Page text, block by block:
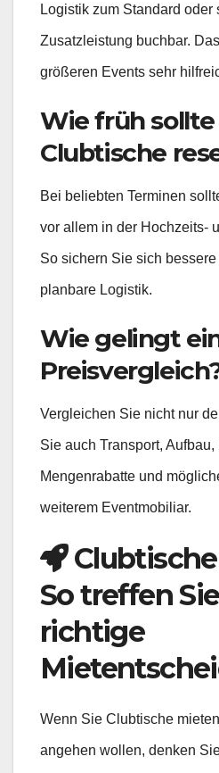
Logistik zum Standard oder
Zusatzleistung buchbar.
größeren Events sehr
Wie früh
Clubtische
Bei beliebten Terminen
vor allem in der Hochzeits-
So sichern Sie sich
planbare Logistik.
Wie gelingt
Vergleichen Sie nicht nur
Sie auch Transport, Aufbau,
Mengenrabatte und
weiterem Eventmobiliar.
So treffen
richtige
Wenn Sie Clubtische
angehen wollen, denken